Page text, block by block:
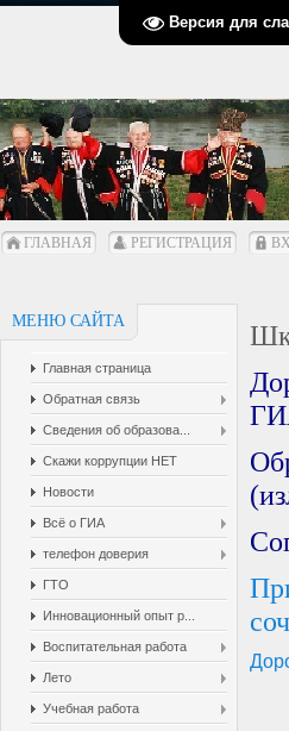
Версия для
ГЛАВНАЯ РЕГИСТРАЦИЯ
МЕНЮ САЙТА
Главная страница
Обратная связь
Сведения об образова...
Скажи коррупции НЕТ
Новости
Всё о ГИА
телефон доверия
ГТО
Инновационный опыт р...
Воспитательная работа
Лето
Учебная работа